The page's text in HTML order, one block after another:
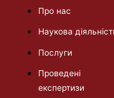
Про нас
Наукова
Послуги
Проведені
експертизи